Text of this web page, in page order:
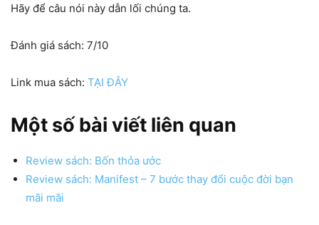
Hãy để câu nói này dẫn lối chúng ta.
Đánh giá sách: 7/10
Link mua sách: TẠI ĐÂY
Một số bài viết liên quan
Review sách: Bốn thỏa ước
Review sách: Manifest – 7 bước thay đổi cuộc đời bạn
mãi mãi